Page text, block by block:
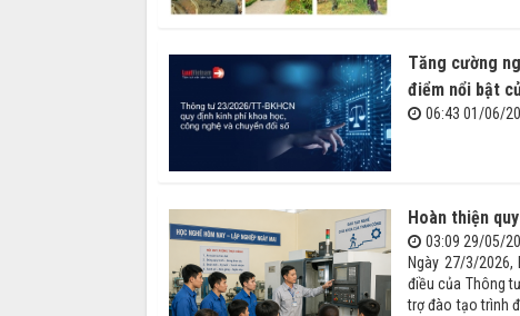
Tăng cường
điểm nổi bật
06:43 01/06/
Hoàn thiện
03:09 29/05/
Ngày 27/3/
điều của Thông
trợ đào tạo trình